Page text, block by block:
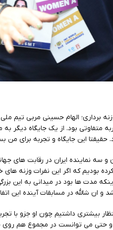
برداری؛ الهام حسینی مربی تیم ملی
متفاوتی بود. از یک جایگاه دیگر
این جایگاه و تجربه برای من
و سه نماینده ایران در رقابت های
بودیم که اگر این نفرات وزنه
مدت ها بود در میدانی به این
و ان شالله در مسابقات آینده این
بیشتری داشتیم چون او جزو با
حتی می توانست در مجموع هم روی